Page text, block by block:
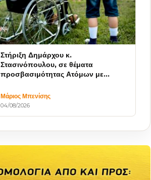
Στήριξη Δημάρχου κ.
Στασινόπουλου, σε θέματα
προσβασιμότητας Ατόμων με
Μάριος Μπενίσης
04/08/2026